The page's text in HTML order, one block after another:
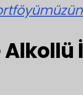
Alkollü